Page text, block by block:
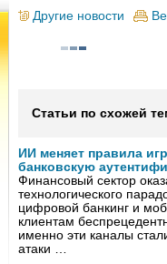
Другие новости
Статьи по схожей
ИИ меняет правила
банковскую
Финансовый сектор
технологического
цифровой банкинг и
клиентам
именно эти каналы
атаки …